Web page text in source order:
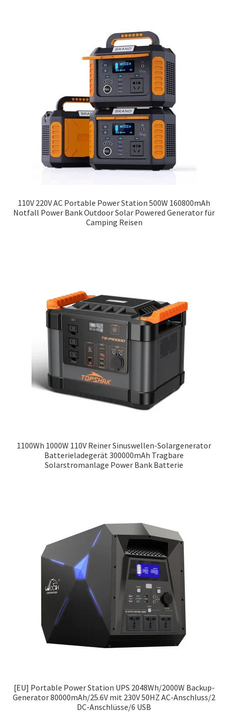
110V 220V AC Portable Power Station 500W 160800mAh
Notfall Power Bank Outdoor Solar Powered Generator für
Camping Reisen
1100Wh 1000W 110V Reiner Sinuswellen-Solargenerator
Batterieladegerät 300000mAh Tragbare
Solarstromanlage Power Bank Batterie
[EU] Portable Power Station UPS 2048Wh/2000W Backup-
Generator 80000mAh/25.6V mit 230V 50HZ AC-Anschluss/2
DC-Anschlüsse/6 USB